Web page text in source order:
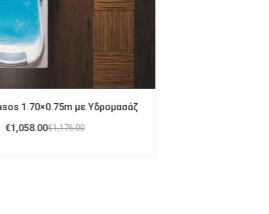
Acrilan Olympia 2,00X1,40 με Υδρομασαζ
€3,470.00